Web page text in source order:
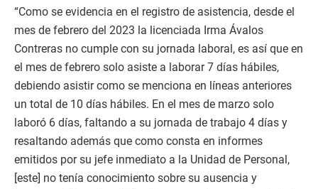
“Como se evidencia en el registro de asistencia, desde el
mes de febrero del 2023 la licenciada Irma Ávalos
Contreras no cumple con su jornada laboral, es así que en
el mes de febrero solo asiste a laborar 7 días hábiles,
debiendo asistir como se menciona en líneas anteriores
un total de 10 días hábiles. En el mes de marzo solo
laboró 6 días, faltando a su jornada de trabajo 4 días y
resaltando además que como consta en informes
emitidos por su jefe inmediato a la Unidad de Personal,
[este] no tenía conocimiento sobre su ausencia y